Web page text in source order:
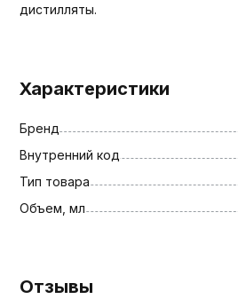
дистилляты.
Характеристики
Бренд
Внутренний код
Тип товара
Объем, мл
Отзывы